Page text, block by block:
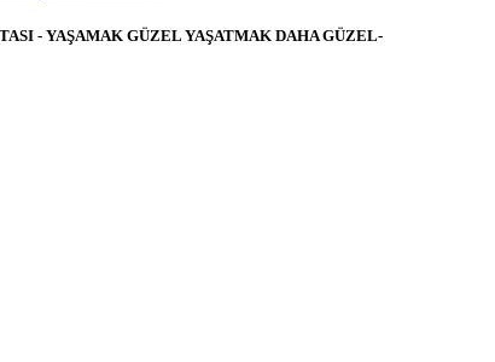
- YAŞAMAK GÜZEL YAŞATMAK DAHA GÜZEL-